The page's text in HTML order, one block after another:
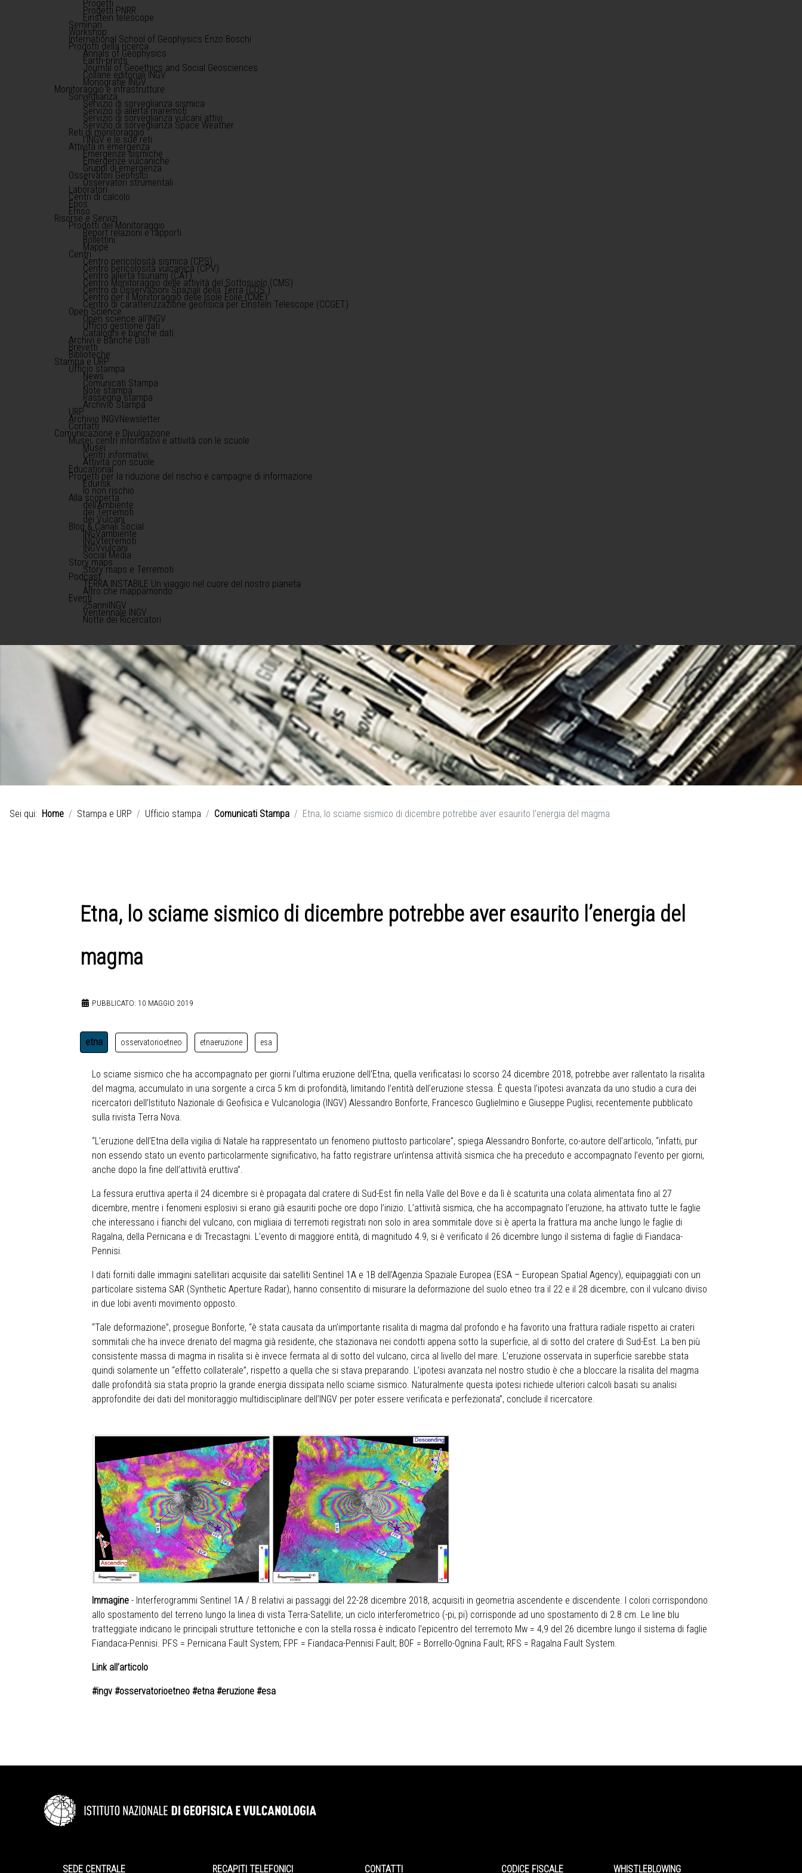
Progetti
Progetti PNRR
Einstein telescope
Seminari
Workshop
International School of Geophysics Enzo Boschi
Prodotti della ricerca
Annals of Geophysics
Earth-prints
Journal of Geoethics and Social Geosciences
Collane editoriali INGV
Monografie INGV
Monitoraggio e infrastrutture
Sorveglianza
Servizio di sorveglianza sismica
Servizio di allerta maremoti
Servizio di sorveglianza vulcani attivi
Servizio di sorveglianza Space Weather
Reti di monitoraggio
l'INGV e le sue reti
Attività in emergenza
Emergenze sismiche
Emergenze vulcaniche
Gruppi di emergenza
Osservatori Geofisici
Osservatori strumentali
Laboratori
Centri di calcolo
Epos
Emso
Risorse e Servizi
Prodotti del Monitoraggio
Report relazioni e rapporti
Bollettini
Mappe
Centri
Centro pericolosità sismica (CPS)
Centro pericolosità vulcanica (CPV)
Centro allerta tsunami (CAT)
Centro Monitoraggio delle attività del Sottosuolo (CMS)
Centro di Osservazioni Spaziali della Terra (COS )
Centro per il Monitoraggio delle Isole Eolie (CME)
Centro di caratterizzazione geofisica per Einstein Telescope (CCGET)
Open Science
Open science all'INGV
Ufficio gestione dati
Cataloghi e banche dati
Archivi e Banche Dati
Brevetti
Biblioteche
Stampa e URP
Ufficio stampa
News
Comunicati Stampa
Note stampa
Rassegna stampa
Archivio Stampa
URP
Archivio INGVNewsletter
Contatti
Comunicazione e Divulgazione
Musei, centri informativi e attività con le scuole
Musei
Centri informativi
Attività con scuole
Educational
Progetti per la riduzione del rischio e campagne di informazione
Edurisk
Io non rischio
Alla scoperta
dell'Ambiente
dei Terremoti
dei Vulcani
Blog & Canali Social
INGVambiente
INGVterremoti
INGVvulcani
Social Media
Story maps
Story maps e Terremoti
Podcast
TERRA INSTABILE Un viaggio nel cuore del nostro pianeta
Altro che mappamondo
Eventi
25anniINGV
Ventennale INGV
Notte dei Ricercatori
Sei qui: Home Stampa e URP Ufficio stampa Comunicati Stampa Etna, lo sciame sismico di dicembre potrebbe aver esaurito l’energia del magma
Etna, lo sciame sismico di dicembre potrebbe aver esaurito l’energia del
magma
PUBBLICATO: 10 MAGGIO 2019
etna osservatorioetneo etnaeruzione esa
Lo sciame sismico che ha accompagnato per giorni l’ultima eruzione dell’Etna, quella verificatasi lo scorso 24 dicembre 2018, potrebbe aver rallentato la risalita
del magma, accumulato in una sorgente a circa 5 km di profondità, limitando l’entità dell’eruzione stessa. È questa l’ipotesi avanzata da uno studio a cura dei
ricercatori dell’Istituto Nazionale di Geofisica e Vulcanologia (INGV) Alessandro Bonforte, Francesco Guglielmino e Giuseppe Puglisi, recentemente pubblicato
sulla rivista Terra Nova.
“L’eruzione dell’Etna della vigilia di Natale ha rappresentato un fenomeno piuttosto particolare”, spiega Alessandro Bonforte, co-autore dell’articolo, “infatti, pur
non essendo stato un evento particolarmente significativo, ha fatto registrare un’intensa attività sismica che ha preceduto e accompagnato l’evento per giorni,
anche dopo la fine dell’attività eruttiva”.
La fessura eruttiva aperta il 24 dicembre si è propagata dal cratere di Sud-Est fin nella Valle del Bove e da lì è scaturita una colata alimentata fino al 27
dicembre, mentre i fenomeni esplosivi si erano già esauriti poche ore dopo l’inizio. L’attività sismica, che ha accompagnato l’eruzione, ha attivato tutte le faglie
che interessano i fianchi del vulcano, con migliaia di terremoti registrati non solo in area sommitale dove si è aperta la frattura ma anche lungo le faglie di
Ragalna, della Pernicana e di Trecastagni. L’evento di maggiore entità, di magnitudo 4.9, si è verificato il 26 dicembre lungo il sistema di faglie di Fiandaca-
Pennisi.
I dati forniti dalle immagini satellitari acquisite dai satelliti Sentinel 1A e 1B dell’Agenzia Spaziale Europea (ESA – European Spatial Agency), equipaggiati con un
particolare sistema SAR (Synthetic Aperture Radar), hanno consentito di misurare la deformazione del suolo etneo tra il 22 e il 28 dicembre, con il vulcano diviso
in due lobi aventi movimento opposto.
“Tale deformazione”, prosegue Bonforte, “è stata causata da un’importante risalita di magma dal profondo e ha favorito una frattura radiale rispetto ai crateri
sommitali che ha invece drenato del magma già residente, che stazionava nei condotti appena sotto la superficie, al di sotto del cratere di Sud-Est. La ben più
consistente massa di magma in risalita si è invece fermata al di sotto del vulcano, circa al livello del mare. L’eruzione osservata in superficie sarebbe stata
quindi solamente un “effetto collaterale”, rispetto a quella che si stava preparando. L’ipotesi avanzata nel nostro studio è che a bloccare la risalita del magma
dalle profondità sia stata proprio la grande energia dissipata nello sciame sismico. Naturalmente questa ipotesi richiede ulteriori calcoli basati su analisi
approfondite dei dati del monitoraggio multidisciplinare dell’INGV per poter essere verificata e perfezionata”, conclude il ricercatore.
Immagine - Interferogrammi Sentinel 1A / B relativi ai passaggi del 22-28 dicembre 2018, acquisiti in geometria ascendente e discendente. I colori corrispondono
allo spostamento del terreno lungo la linea di vista Terra-Satellite; un ciclo interferometrico (-pi, pi) corrisponde ad uno spostamento di 2.8 cm. Le line blu
tratteggiate indicano le principali strutture tettoniche e con la stella rossa è indicato l’epicentro del terremoto Mw = 4,9 del 26 dicembre lungo il sistema di faglie
Fiandaca-Pennisi. PFS = Pernicana Fault System; FPF = Fiandaca-Pennisi Fault; BOF = Borrello-Ognina Fault; RFS = Ragalna Fault System.
Link all’articolo
#ingv #osservatorioetneo #etna #eruzione #esa
SEDE CENTRALE RECAPITI TELEFONICI CONTATTI CODICE FISCALE WHISTLEBLOWING